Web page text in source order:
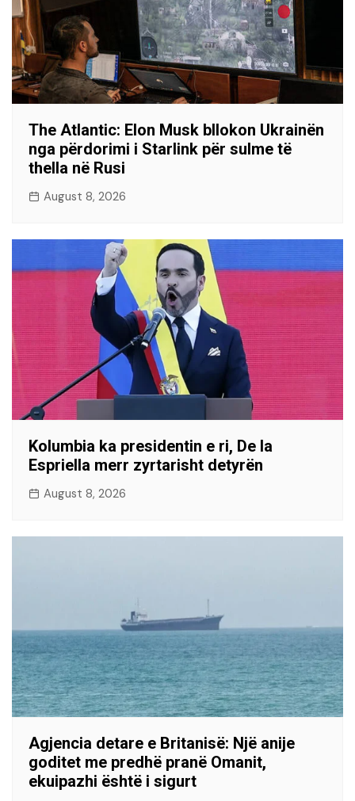
The Atlantic: Elon Musk bllokon Ukrainën
nga përdorimi i Starlink për sulme të
thella në Rusi
August 8, 2026
Kolumbia ka presidentin e ri, De la
Espriella merr zyrtarisht detyrën
August 8, 2026
Agjencia detare e Britanisë: Një anije
goditet me predhë pranë Omanit,
ekuipazhi është i sigurt